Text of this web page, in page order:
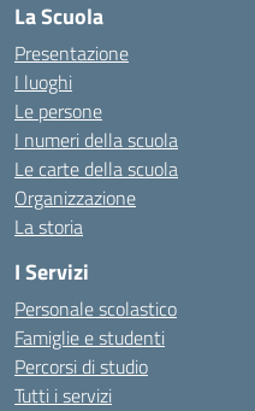
La Scuola
Presentazione
I luoghi
Le persone
I numeri della scuola
Le carte della scuola
Organizzazione
La storia
I Servizi
Personale scolastico
Famiglie e studenti
Percorsi di studio
Tutti i servizi